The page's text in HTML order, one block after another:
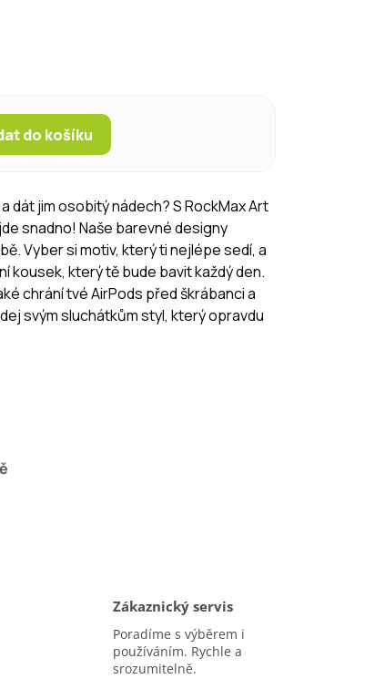
do košíku
dát jim osobitý nádech? S RockMax Art
snadno! Naše barevné designy
Vyber si motiv, který ti nejlépe sedí, a
kousek, který tě bude bavit každý den.
chrání tvé AirPods před škrábanci a
svým sluchátkům styl, který opravdu
Zákaznický servis
Poradíme s výběrem i
používáním. Rychle a
srozumitelně.